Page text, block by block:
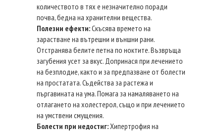
количеството в тях е незначително поради
почва, бедна на хранителни вещества.
Полезни ефекти:Скъсява времето на
зарастване на вътрешни и външни рани.
Отстранява белите петна по ноктите. Възвръща
загубения усет за вкус. Допринася при лечението
на безплодие, както и за предпазване от болести
на простатата. Съдейства за растежа и
пъргавината на ума. Помага за намаляването на
отлагането на холестерол, също и при лечението
на умствени смущения.
Болести при недостиг:Хипертрофия на